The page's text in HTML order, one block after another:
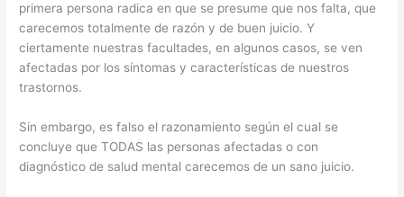
primera persona radica en que se presume que nos falta, que
carecemos totalmente de razón y de buen juicio. Y
ciertamente nuestras facultades, en algunos casos, se ven
afectadas por los síntomas y características de nuestros
trastornos.
Sin embargo, es falso el razonamiento según el cual se
concluye que TODAS las personas afectadas o con
diagnóstico de salud mental carecemos de un sano juicio.